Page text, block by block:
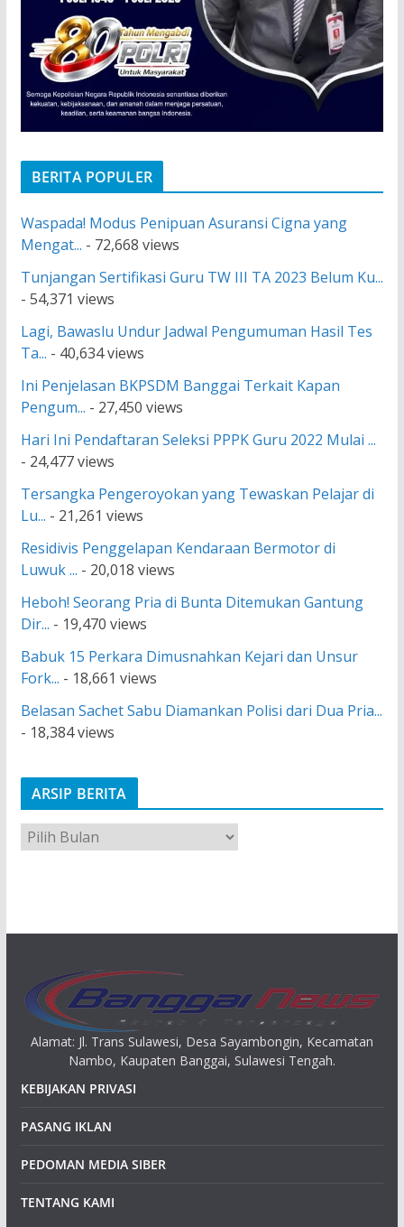
BERITA POPULER
Waspada! Modus Penipuan Asuransi Cigna yang
Mengat... - 72,668 views
Tunjangan Sertifikasi Guru TW III TA 2023 Belum Ku...
- 54,371 views
Lagi, Bawaslu Undur Jadwal Pengumuman Hasil Tes
Ta... - 40,634 views
Ini Penjelasan BKPSDM Banggai Terkait Kapan
Pengum... - 27,450 views
Hari Ini Pendaftaran Seleksi PPPK Guru 2022 Mulai ...
- 24,477 views
Tersangka Pengeroyokan yang Tewaskan Pelajar di
Lu... - 21,261 views
Residivis Penggelapan Kendaraan Bermotor di
Luwuk ... - 20,018 views
Heboh! Seorang Pria di Bunta Ditemukan Gantung
Dir... - 19,470 views
Babuk 15 Perkara Dimusnahkan Kejari dan Unsur
Fork... - 18,661 views
Belasan Sachet Sabu Diamankan Polisi dari Dua Pria...
- 18,384 views
ARSIP BERITA
A
r
Alamat: Jl. Trans Sulawesi, Desa Sayambongin, Kecamatan
Nambo, Kaupaten Banggai, Sulawesi Tengah.
KEBIJAKAN PRIVASI
PASANG IKLAN
PEDOMAN MEDIA SIBER
TENTANG KAMI